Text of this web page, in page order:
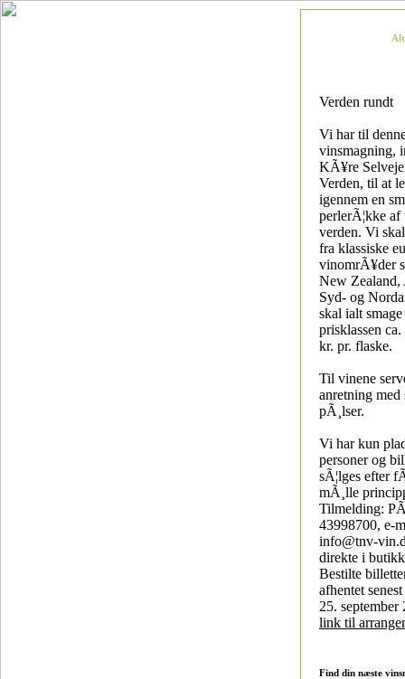
Verden rundt
Vi har til
vinsmagning,
KÃ¥re
Verden, til at
igennem en
perlerÃ¦kke
verden. Vi
fra klassiske
vinomrÃ¥der
New Zealand,
Syd- og
skal ialt
prisklassen
kr. pr. flaske.
Til vinene
anretning
pÃ¸lser.
Vi har kun
personer og
sÃ¦lges efter
mÃ¸lle
Tilmelding:
43998700, e-
info@tnv-
direkte i
Bestilte
afhentet
25. september
link til
Find din næste